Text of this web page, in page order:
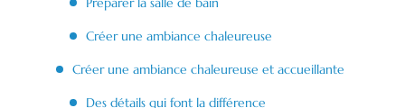
Créer une ambiance chaleureuse
Créer une ambiance chaleureuse et accueillante
Des détails qui font la différence